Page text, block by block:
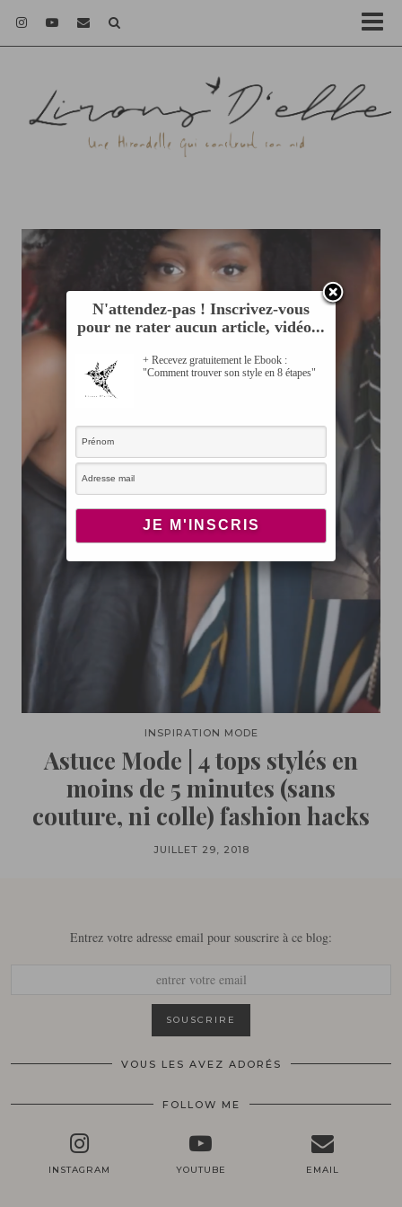
INSPIRATION MODE
Astuce Mode | 4 tops stylés en
moins de 5 minutes (sans
couture, ni colle) fashion hacks
JUILLET 29, 2018
Entrez votre adresse email pour souscrire à ce blog:
VOUS LES AVEZ ADORÉS
FOLLOW ME
INSTAGRAM YOUTUBE EMAIL
N'attendez-pas ! Inscrivez-vous
pour ne rater aucun article, vidéo...
+ Recevez gratuitement le Ebook :
"Comment trouver son style en 8 étapes"